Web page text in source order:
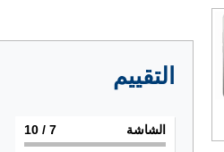
التقييم
الشاشة 7
/ 10